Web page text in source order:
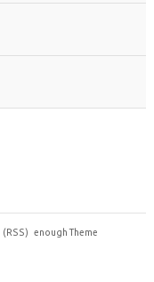
(RSS) enough Theme